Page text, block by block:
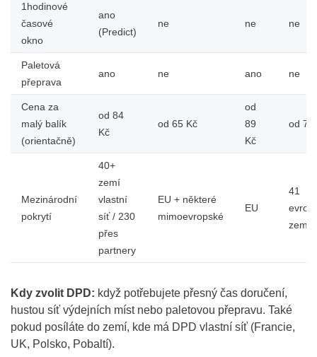
1hodinové
časové
okno
ano
(Predict)
ne ne ne
Paletová
přeprava
ano ne ano ne
Cena za
malý balík
(orientačně)
od 84
Kč
od 65 Kč
od
89
Kč
od 79
Mezinárodní
pokrytí
40+
zemí
vlastní
síť / 230
přes
partnery
EU + některé
mimoevropské
EU
41
zemí
Kdy zvolit DPD: když potřebujete přesný čas doručení,
hustou síť výdejních míst nebo paletovou přepravu. Také
pokud posíláte do zemí, kde má DPD vlastní síť (Francie,
UK, Polsko, Pobaltí).